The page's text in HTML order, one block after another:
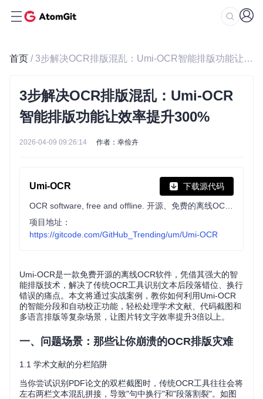
首页 / 3步解决OCR排版混乱：Umi-OCR智能排版功能让效率提升300%
3步解决OCR排版混乱：Umi-OCR
智能排版功能让效率提升300%
2026-04-09 09:26:14 作者：幸俭卉
Umi-OCR 下载源代码
项目地址：
https://gitcode.com/GitHub_Trending/um/Umi-OCR
Umi-OCR是一款免费开源的离线OCR软件，凭借其强大的智
能排版技术，解决了传统OCR工具识别文本后段落错位、换行
错误的痛点。本文将通过实战案例，教你如何利用Umi-OCR
的智能分段和自动校正功能，轻松处理学术文献、代码截图和
多语言排版等复杂场景，让图片转文字效率提升3倍以上。
一、问题场景：那些让你崩溃的OCR排版灾难
1.1 学术文献的分栏陷阱
当你尝试识别PDF论文的双栏截图时，传统OCR工具往往会将
左右两栏文本混乱拼接，导致"句中换行"和"段落割裂"。如图